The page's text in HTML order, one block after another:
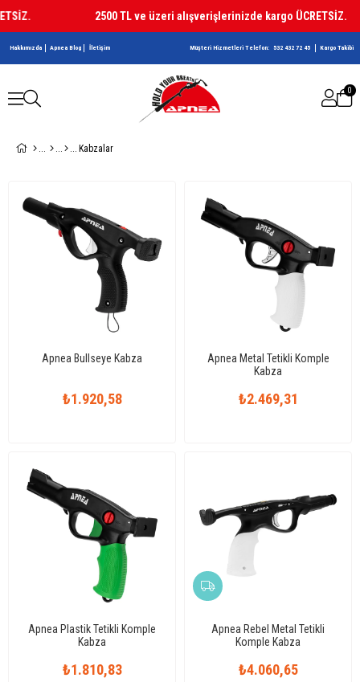
2500 TL ve üzeri alışverişlerinizde kargo ÜCRETSİZ.
Hakkımızda Apnea Blog İletişim Müşteri Hizmetleri Telefon: 532 432 72 45 Kargo Takibi
0
Kabzalar
Apnea Bullseye Kabza
₺1.920,58
Apnea Metal Tetikli Komple
Kabza
₺2.469,31
Apnea Plastik Tetikli Komple
Kabza
₺1.810,83
Apnea Rebel Metal Tetikli
Komple Kabza
₺4.060,65